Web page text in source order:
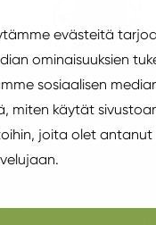
evästeitä
ominaisuuksien
sosiaalisen
miten käytät
joita olet antanut